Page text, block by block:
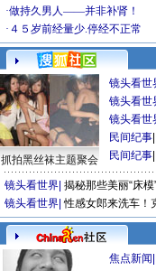
抓拍黑丝袜主题聚会
镜头看世
镜头看世
镜头看世
民间纪事
民间纪事
镜头看世界 揭秘那些美丽“床
镜头看世界 性感女郎来洗车！
焦点新闻